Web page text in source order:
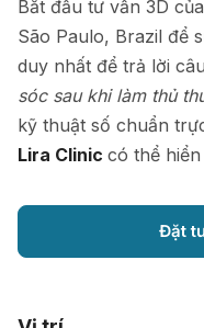
Bắt đầu tư vấn 3D
São Paulo, Brazil để
duy nhất để trả lời
sóc sau khi làm thủ
kỹ thuật số chuẩn
Lira Clinic có thể
Đặt